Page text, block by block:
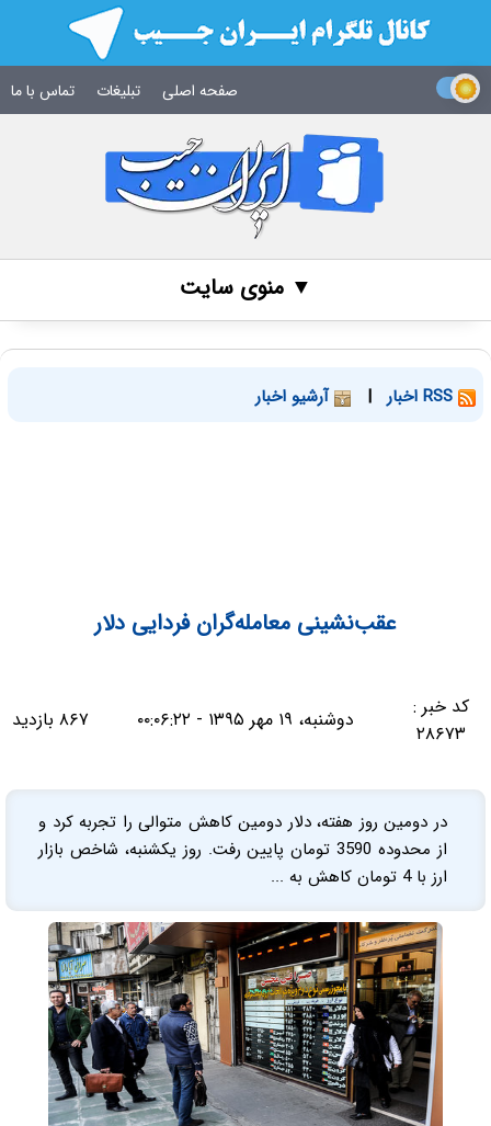
صفحه اصلی تبلیغات تماس با ما
▼ منوی سایت
| آرشیو اخبار
عقب‌نشینی معامله‌گران فردایی دلار
کد خبر :
۲۸۶۷۳
دوشنبه، ۱۹ مهر ۱۳۹۵ - ۰۰:۰۶:۲۲ ۸۶۷ بازدید
در دومین روز هفته، دلار دومین کاهش متوالی را تجربه کرد و
از محدوده 3590 تومان پایین رفت. روز یکشنبه، شاخص بازار
ارز با 4 تومان کاهش به ...